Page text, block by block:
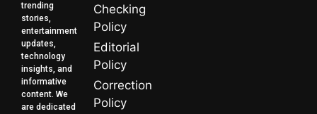
trending
stories,
entertainment
updates,
technology
insights, and
informative
content. We
are dedicated
Checking
Policy
Editorial
Policy
Correction
Policy